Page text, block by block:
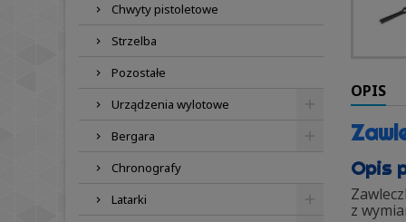
Chwyty pistoletowe
Strzelba
Pozostałe
Urządzenia wylotowe
Bergara
Chronografy
Latarki
OPIS
Opis
z